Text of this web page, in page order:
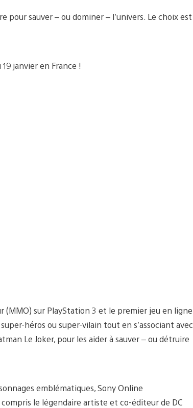
pour sauver – ou dominer – l’univers. Le choix est
janvier en France !
sur PlayStation 3 et le premier jeu en ligne
héros ou super-vilain tout en s’associant avec
Le Joker, pour les aider à sauver – ou détruire
emblématiques, Sony Online
le légendaire artiste et co-éditeur de DC